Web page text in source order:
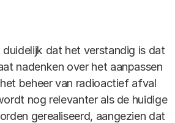
duidelijk dat het verstandig is dat
nadenken over het aanpassen
beheer van radioactief afval
nog relevanter als de huidige
gerealiseerd, aangezien dat